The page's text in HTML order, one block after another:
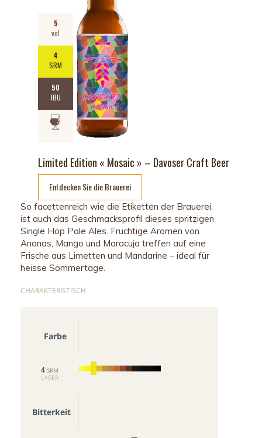
Limited Edition « Mosaic » – Davoser Craft Beer
5
vol
4
SRM
50
IBU
Entdecken Sie die Brauerei
So facettenreich wie die Etiketten der Brauerei,
ist auch das Geschmacksprofil dieses spritzigen
Single Hop Pale Ales. Fruchtige Aromen von
Ananas, Mango und Maracuja treffen auf eine
Frische aus Limetten und Mandarine – ideal für
heisse Sommertage.
CHARAKTERISTISCH
Farbe
4 SRM
LAGER
Bitterkeit